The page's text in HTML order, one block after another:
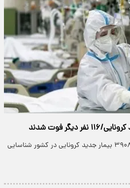
پارسینه: در شبانه روز گذشته ۳۹۰۸۵ بیمار جدید کرونایی در کشور شناسایی